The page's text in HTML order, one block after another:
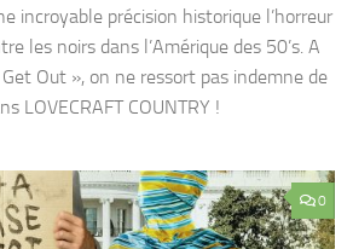
incroyable précision historique l’horreur
les noirs dans l’Amérique des 50’s. A
Out », on ne ressort pas indemne de
LOVECRAFT COUNTRY !
0